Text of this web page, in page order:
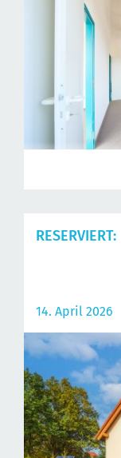
RESERVIERT:
14. April 2026